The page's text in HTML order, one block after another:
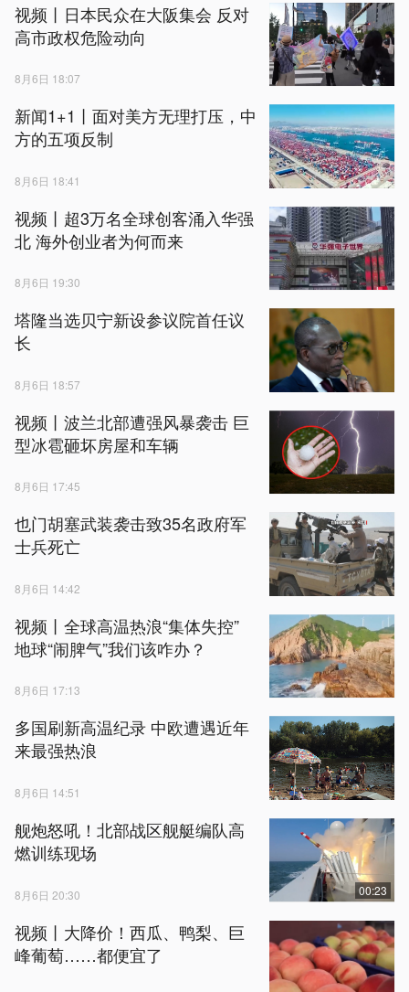
视频丨日本民众在大阪集会 反对
高市政权危险动向
8月6日 18:07
新闻1+1丨面对美方无理打压，中
方的五项反制
8月6日 18:41
视频丨超3万名全球创客涌入华强
北 海外创业者为何而来
8月6日 19:30
塔隆当选贝宁新设参议院首任议
长
8月6日 18:57
视频丨波兰北部遭强风暴袭击 巨
型冰雹砸坏房屋和车辆
8月6日 17:45
也门胡塞武装袭击致35名政府军
士兵死亡
8月6日 14:42
视频丨全球高温热浪“集体失控”
地球“闹脾气”我们该咋办？
8月6日 17:13
多国刷新高温纪录 中欧遭遇近年
来最强热浪
8月6日 14:51
舰炮怒吼！北部战区舰艇编队高
燃训练现场
8月6日 20:30 00:23
视频丨大降价！西瓜、鸭梨、巨
峰葡萄……都便宜了